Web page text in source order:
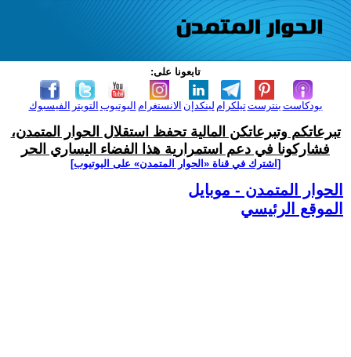
تابعونا على:
الفيسبوك التويتر اليوتيوب الانستغرام لينكدإن تيلكرامبنترست بودكاست
تبرعاتكم وتبرعاتكن المالية تحفظ استقلال الحوار المتمدن،
فشاركونا في دعم استمرارية هذا الفضاء اليساري الحر
[اشترك في قناة ‫«الحوار المتمدن» على اليوتيوب]
الحوار المتمدن - موبايل
الموقع الرئيسي